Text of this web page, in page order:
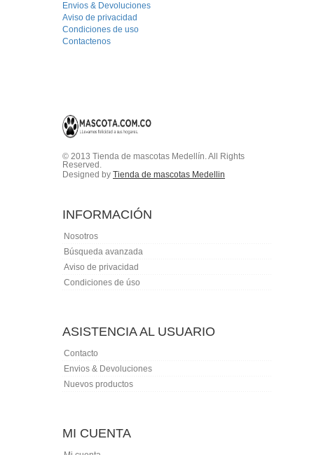
Envios & Devoluciones
Aviso de privacidad
Condiciones de uso
Contactenos
© 2013 Tienda de mascotas Medellín. All Rights
Reserved.
Designed by Tienda de mascotas Medellin
INFORMACIÓN
Nosotros
Búsqueda avanzada
Aviso de privacidad
Condiciones de úso
ASISTENCIA AL USUARIO
Contacto
Envios & Devoluciones
Nuevos productos
MI CUENTA